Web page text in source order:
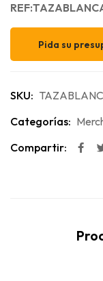
Pida su
SKU:
Categorías:
Compartir: